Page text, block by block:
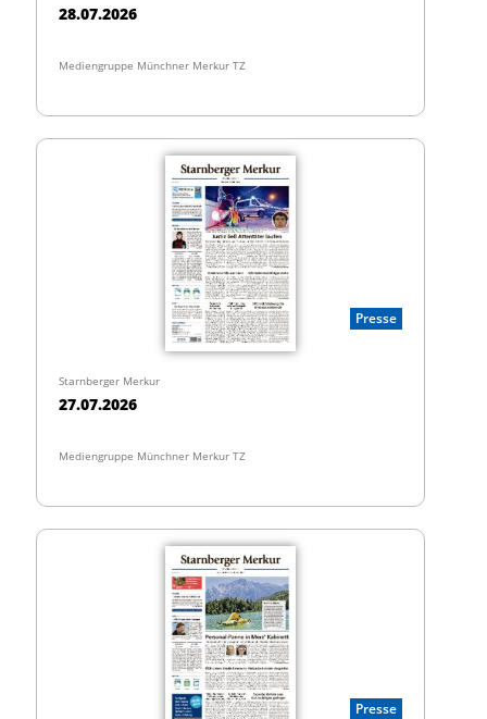
28.07.2026
Mediengruppe Münchner Merkur TZ
Presse
Starnberger Merkur
27.07.2026
Mediengruppe Münchner Merkur TZ
Presse